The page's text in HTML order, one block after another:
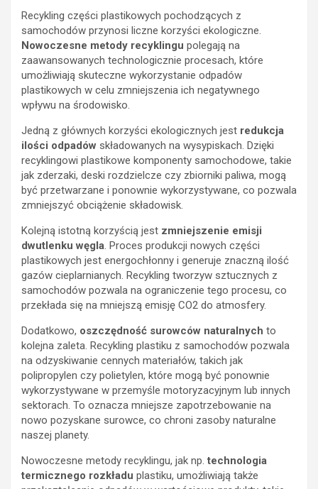
Recykling części plastikowych pochodzących z
samochodów przynosi liczne korzyści ekologiczne.
Nowoczesne metody recyklingu polegają na
zaawansowanych technologicznie procesach, które
umożliwiają skuteczne wykorzystanie odpadów
plastikowych w celu zmniejszenia ich negatywnego
wpływu na środowisko.
Jedną z głównych korzyści ekologicznych jest redukcja
ilości odpadów składowanych na wysypiskach. Dzięki
recyklingowi plastikowe komponenty samochodowe, takie
jak zderzaki, deski rozdzielcze czy zbiorniki paliwa, mogą
być przetwarzane i ponownie wykorzystywane, co pozwala
zmniejszyć obciążenie składowisk.
Kolejną istotną korzyścią jest zmniejszenie emisji
dwutlenku węgla. Proces produkcji nowych części
plastikowych jest energochłonny i generuje znaczną ilość
gazów cieplarnianych. Recykling tworzyw sztucznych z
samochodów pozwala na ograniczenie tego procesu, co
przekłada się na mniejszą emisję CO2 do atmosfery.
Dodatkowo, oszczędność surowców naturalnych to
kolejna zaleta. Recykling plastiku z samochodów pozwala
na odzyskiwanie cennych materiałów, takich jak
polipropylen czy polietylen, które mogą być ponownie
wykorzystywane w przemyśle motoryzacyjnym lub innych
sektorach. To oznacza mniejsze zapotrzebowanie na
nowo pozyskane surowce, co chroni zasoby naturalne
naszej planety.
Nowoczesne metody recyklingu, jak np.technologia
termicznego rozkładu plastiku, umożliwiają także